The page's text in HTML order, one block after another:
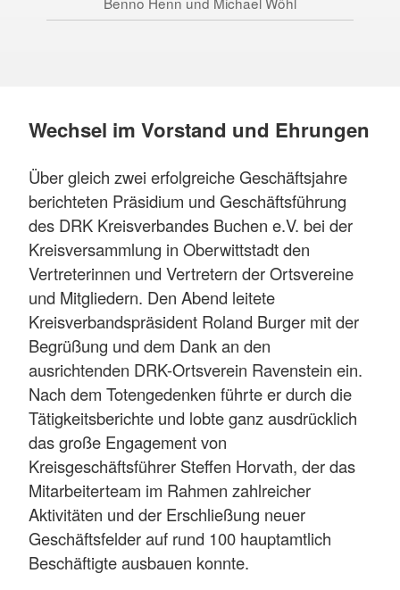
Wechsel im Vorstand und Ehrungen
Über gleich zwei erfolgreiche Geschäftsjahre
berichteten Präsidium und Geschäftsführung
des DRK Kreisverbandes Buchen e.V. bei der
Kreisversammlung in Oberwittstadt den
Vertreterinnen und Vertretern der Ortsvereine
und Mitgliedern. Den Abend leitete
Kreisverbandspräsident Roland Burger mit der
Begrüßung und dem Dank an den
ausrichtenden DRK-Ortsverein Ravenstein ein.
Nach dem Totengedenken führte er durch die
Tätigkeitsberichte und lobte ganz ausdrücklich
das große Engagement von
Kreisgeschäftsführer Steffen Horvath, der das
Mitarbeiterteam im Rahmen zahlreicher
Aktivitäten und der Erschließung neuer
Geschäftsfelder auf rund 100 hauptamtlich
Beschäftigte ausbauen konnte.